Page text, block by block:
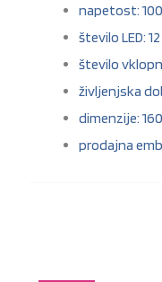
napetost:
število LED: 12
število
življenjska
dimenzije:
prodajna